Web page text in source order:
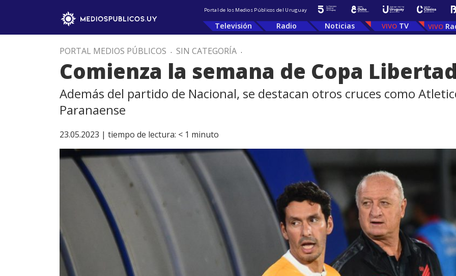
Portal de los Medios Públicos del Uruguay
Televisión Radio Noticias TV
PORTAL MEDIOS PÚBLICOS . SIN CATEGORÍA .
Comienza la semana de Copa
Además del partido de Nacional, se destacan otros cruces como
Paranaense
23.05.2023 | tiempo de lectura: < 1 minuto